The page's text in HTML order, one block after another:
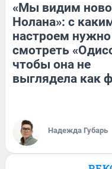
«Мы видим
Нолана»: с
настроем нужно
смотреть
чтобы она не
выглядела как
Надежда Губарь